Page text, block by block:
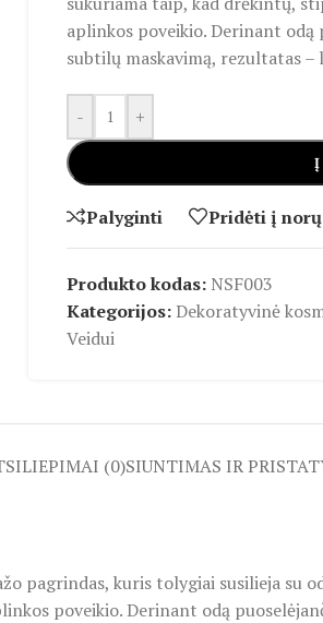
aplinkos poveikio. Derinant odą
subtilų maskavimą, rezultatas
- +
Į
Palyginti Pridėti į norų
Produkto kodas: NSF003
Kategorijos:Dekoratyvinė
Veidui
(0)SIUNTIMAS IR
pagrindas, kuris tolygiai susilieja su
poveikio. Derinant odą